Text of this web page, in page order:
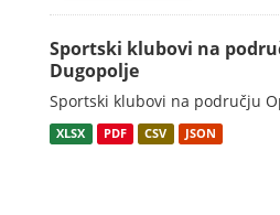
Sportski klubovi na
Dugopolje
Sportski klubovi na području
XLSX PDF CSV JSON